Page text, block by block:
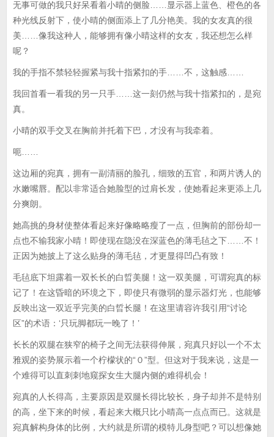
无事可做的我只好呆看着小晴的侧脸……显示器上蓝色、橙色的各
种光线反射下，使小晴的侧面添上了几分艳美。我的女友真的很
美……像我这种人，能够拥有像小晴这样的女友，我还想怎么样
呢？
我的手指不禁轻轻握紧与我十指紧扣的手……不，这触感……
我回首看一看我的另一只手……这一刻仍然与我十指紧扣的，是宛
真。
小晴的双手交叉在胸前并托着下巴，才没有与我牵着。
呃……
这边厢的宛真，拥有一副清丽的脸孔，细致的五官，和两片诱人的
水嫩嘴唇。配以非常适合她脸型的过肩长发，使她看起来更添上几
分爽朗。
她高挑的身材使整体看起来好像略略瘦了一点，但胸前的部份却一
点也不输我家小晴！即使现在隐没在深蓝色的薄毛毡之下……不！
正因为她披上了这么贴身的薄毛毡，才更显得凹凸有致！
毛毡底下坦露着一双长长的白晢美腿！这一双美腿，可谓宛真的标
记了！在这昏暗的环境之下，即使只有微弱的显示器灯光，也能够
反映出这一双近乎完美的白晢长腿！在这里请容许我引用“讨论
区”的术语：‘只玩脚都玩一晚了！’
长长的双腿在狭窄的椅子之间无法获得伸展，宛真只好以一个不太
雅观的姿势展示着一个柠檬状的“０”型。但这对于我来说，这是一
个难得可以直刺刺地窥探女生大腿内侧的难得机会！
宛真的人长得高，主要原因是双腿长得比较长，身子却并不是特别
的高，坐下来的时候，看起来大概只比小晴高一点点而已。这就是
宛真解构身体的比例，大约就是所谓的模特儿身型吧？可以想像她